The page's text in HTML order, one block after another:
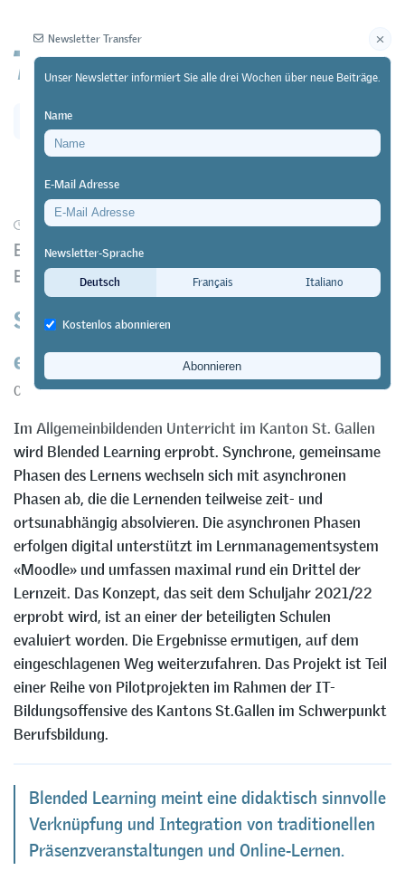
12/05/26 Forschung https://doi.org/10.64829/15543
Erfahrungen mit Blended Learning im ABU an den
Berufsfachschulen des Kantons St.Gallen
So lernen die Jugendlichen im
eigenen Tempo
Charlotte Nüesch,Marc Bischof,Nadja Egli&Lukas Sonderegger
Im Allgemeinbildenden Unterricht im Kanton St. Gallen
wird Blended Learning erprobt. Synchrone, gemeinsame
Phasen des Lernens wechseln sich mit asynchronen
Phasen ab, die die Lernenden teilweise zeit- und
ortsunabhängig absolvieren. Die asynchronen Phasen
erfolgen digital unterstützt im Lernmanagementsystem
«Moodle» und umfassen maximal rund ein Drittel der
Lernzeit. Das Konzept, das seit dem Schuljahr 2021/22
erprobt wird, ist an einer der beteiligten Schulen
evaluiert worden. Die Ergebnisse ermutigen, auf dem
eingeschlagenen Weg weiterzufahren. Das Projekt ist Teil
einer Reihe von Pilotprojekten im Rahmen der IT-
Bildungsoffensive des Kantons St.Gallen im Schwerpunkt
Berufsbildung.
Blended Learning meint eine didaktisch sinnvolle
Verknüpfung und Integration von traditionellen
Präsenzveranstaltungen und Online-Lernen.
Newsletter Transfer
Unser Newsletter informiert Sie alle drei Wochen über neue Beiträge.
Name
E-Mail Adresse
Newsletter-Sprache
Deutsch
Français Italiano
Kostenlos abonnieren